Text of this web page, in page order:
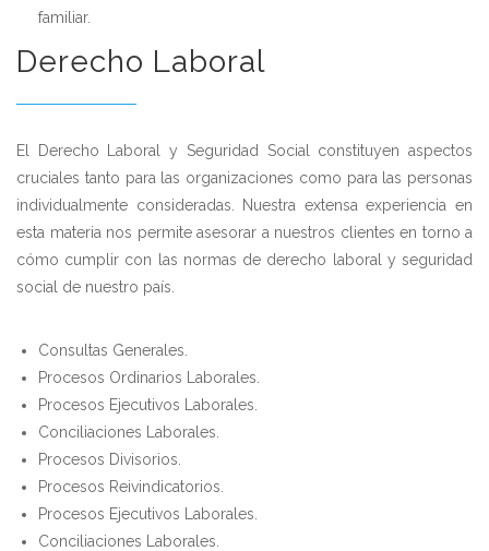
familiar.
Derecho Laboral
El Derecho Laboral y Seguridad Social constituyen aspectos
cruciales tanto para las organizaciones como para las personas
individualmente consideradas. Nuestra extensa experiencia en
esta materia nos permite asesorar a nuestros clientes en torno a
cómo cumplir con las normas de derecho laboral y seguridad
social de nuestro país.
Consultas Generales.
Procesos Ordinarios Laborales.
Procesos Ejecutivos Laborales.
Conciliaciones Laborales.
Procesos Divisorios.
Procesos Reivindicatorios.
Procesos Ejecutivos Laborales.
Conciliaciones Laborales.